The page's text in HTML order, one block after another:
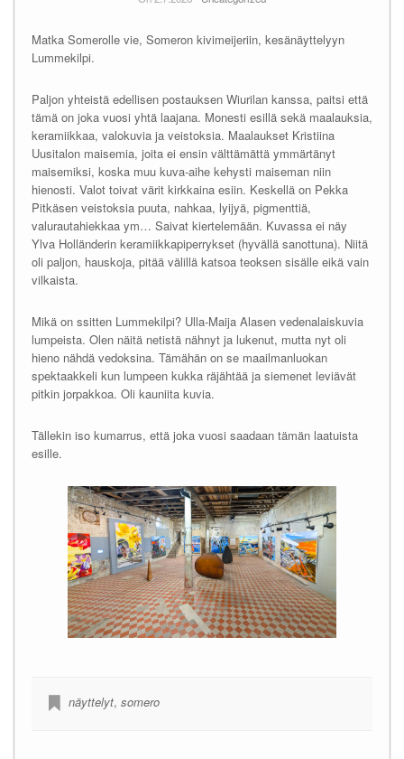
Matka Somerolle vie, Someron kivimeijeriin, kesänäyttelyyn
Lummekilpi.
Paljon yhteistä edellisen postauksen Wiurilan kanssa, paitsi että
tämä on joka vuosi yhtä laajana. Monesti esillä sekä maalauksia,
keramiikkaa, valokuvia ja veistoksia. Maalaukset Kristiina
Uusitalon maisemia, joita ei ensin välttämättä ymmärtänyt
maisemiksi, koska muu kuva-aihe kehysti maiseman niin
hienosti. Valot toivat värit kirkkaina esiin. Keskellä on Pekka
Pitkäsen veistoksia puuta, nahkaa, lyijyä, pigmenttiä,
valurautahiekkaa ym… Saivat kiertelemään. Kuvassa ei näy
Ylva Holländerin keramiikkapiperrykset (hyvällä sanottuna). Niitä
oli paljon, hauskoja, pitää välillä katsoa teoksen sisälle eikä vain
vilkaista.
Mikä on ssitten Lummekilpi? Ulla-Maija Alasen vedenalaiskuvia
lumpeista. Olen näitä netistä nähnyt ja lukenut, mutta nyt oli
hieno nähdä vedoksina. Tämähän on se maailmanluokan
spektaakkeli kun lumpeen kukka räjähtää ja siemenet leviävät
pitkin jorpakkoa. Oli kauniita kuvia.
Tällekin iso kumarrus, että joka vuosi saadaan tämän laatuista
esille.
näyttelyt, somero